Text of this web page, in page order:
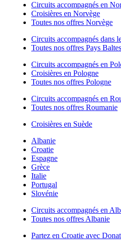
Circuits accompagnés en
Croisières en Norvège
Toutes nos offres Norvège
Circuits accompagnés dans
Toutes nos offres Pays Baltes
Circuits accompagnés en
Croisières en Pologne
Toutes nos offres Pologne
Circuits accompagnés en
Toutes nos offres Roumanie
Croisières en Suède
Albanie
Croatie
Espagne
Grèce
Italie
Portugal
Slovénie
Circuits accompagnés en
Toutes nos offres Albanie
Partez en Croatie avec